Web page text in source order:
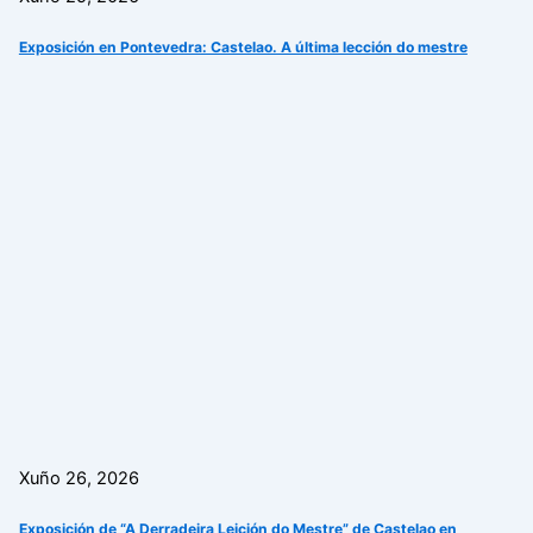
Exposición en Pontevedra: Castelao. A última lección do mestre
Xuño 26, 2026
Exposición de “A Derradeira Leición do Mestre” de Castelao en